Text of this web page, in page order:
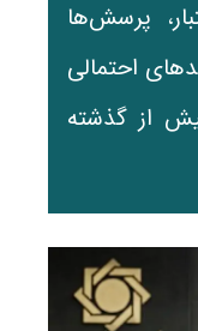
پرسش‌ها
احتمالی
از گذشته